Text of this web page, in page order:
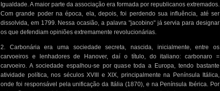
Igualdade. A maior parte da associação era formada por republicanos extremados.
Com grande poder na época, ela, depois, foi perdendo sua influência, até ser
dissolvida, em 1799. Nessa ocasião, a palavra "jacobino" já servia para designar
os que defendiam opiniões extremamente revolucionárias.
2. Carbonária era uma sociedade secreta, nascida, inicialmente, entre os
carvoeiros e lenhadores de Hanover, daí o título, do italiano: carbonaro =
carvoeiro. A sociedade espalhou-se por quase toda a Europa, tendo bastante
atividade política, nos séculos XVIII e XIX, principalmente na Península Itálica,
onde foi responsável pela unificação da Itália (1870), e na Península Ibérica. Por